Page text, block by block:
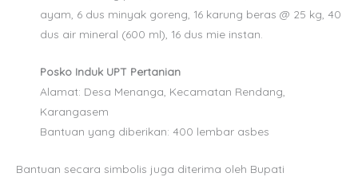
ayam, 6 dus minyak goreng, 16 karung beras @ 25 kg, 40
dus air mineral (600 ml), 16 dus mie instan.
Posko Induk UPT Pertanian
Alamat: Desa Menanga, Kecamatan Rendang,
Karangasem
Bantuan yang diberikan: 400 lembar asbes
Bantuan secara simbolis juga diterima oleh Bupati